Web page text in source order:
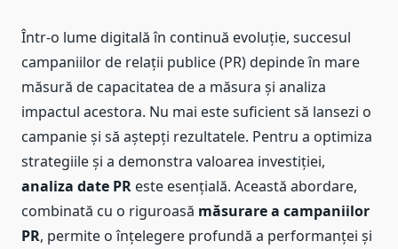
Într-o lume digitală în continuă evoluție, succesul
campaniilor de relații publice (PR) depinde în mare
măsură de capacitatea de a măsura și analiza
impactul acestora. Nu mai este suficient să lansezi o
campanie și să aștepți rezultatele. Pentru a optimiza
strategiile și a demonstra valoarea investiției,
analiza date PR este esențială. Această abordare,
combinată cu o riguroasă măsurare a campaniilor
PR, permite o înțelegere profundă a performanței și